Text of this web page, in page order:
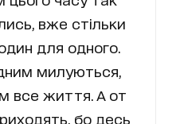
вже стільки
для одного.
милуються,
все життя. А от
бо десь